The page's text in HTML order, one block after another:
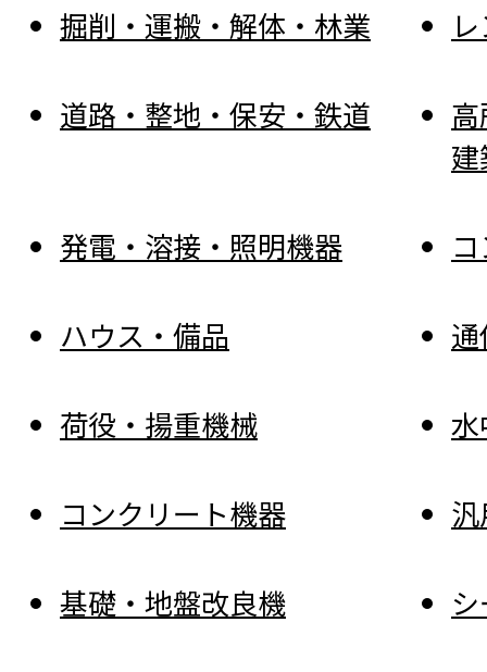
掘削・運搬・解体・林業
道路・整地・保安・鉄道
発電・溶接・照明機器
ハウス・備品
荷役・揚重機械 水
コンクリート機器
基礎・地盤改良機